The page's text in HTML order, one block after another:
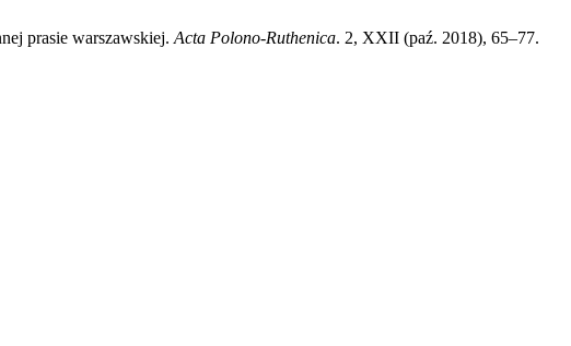
prasie warszawskiej. Acta Polono-Ruthenica. 2, XXII (paź. 2018), 65–77.